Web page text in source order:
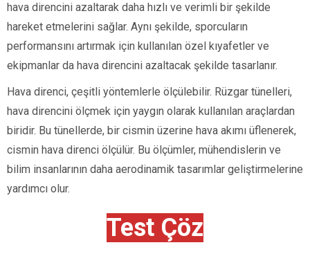
hava direncini azaltarak daha hızlı ve verimli bir şekilde
hareket etmelerini sağlar. Aynı şekilde, sporcuların
performansını artırmak için kullanılan özel kıyafetler ve
ekipmanlar da hava direncini azaltacak şekilde tasarlanır.
Hava direnci, çeşitli yöntemlerle ölçülebilir. Rüzgar tünelleri,
hava direncini ölçmek için yaygın olarak kullanılan araçlardan
biridir. Bu tünellerde, bir cismin üzerine hava akımı üflenerek,
cismin hava direnci ölçülür. Bu ölçümler, mühendislerin ve
bilim insanlarının daha aerodinamik tasarımlar geliştirmelerine
yardımcı olur.
Test Çöz